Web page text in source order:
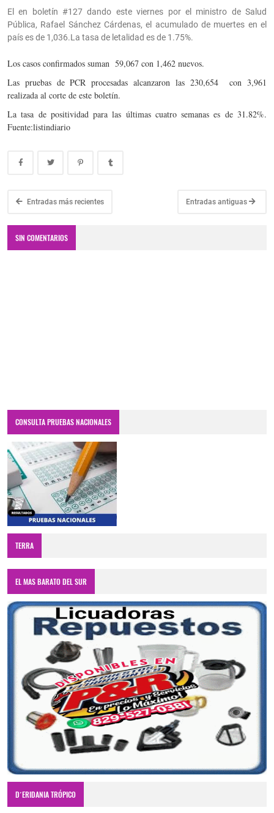
El en boletín #127 dando este viernes por el ministro de Salud
Pública, Rafael Sánchez Cárdenas, el acumulado de muertes en el
país es de 1,036.La tasa de letalidad es de 1.75%.
Los casos confirmados suman 59,067 con 1,462 nuevos.
Las pruebas de PCR procesadas alcanzaron las 230,654 con 3,961
realizada al corte de este boletín.
La tasa de positividad para las últimas cuatro semanas es de 31.82%.
Fuente:listindiario
Entradas más recientes Entradas antiguas
SIN COMENTARIOS
CONSULTA PRUEBAS NACIONALES
TERRA
EL MAS BARATO DEL SUR
D´ERIDANIA TRÓPICO